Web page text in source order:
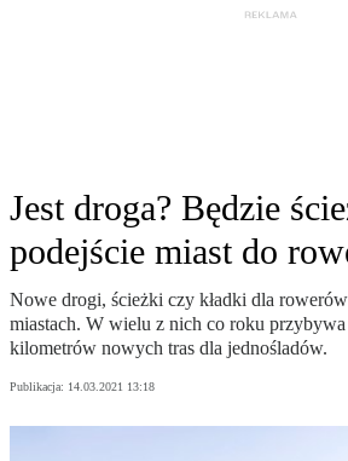
Jest droga? Będzie
podejście miast do
Nowe drogi, ścieżki czy kładki dla
miastach. W wielu z nich co roku
kilometrów nowych tras dla jednośladów.
Publikacja: 14.03.2021 13:18